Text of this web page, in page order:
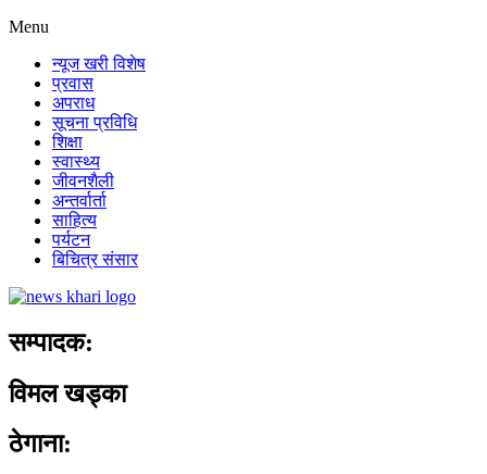
Menu
न्यूज खरी विशेष
प्रवास
अपराध
सूचना प्रविधि
शिक्षा
स्वास्थ्य
जीवनशैली
अन्तर्वार्ता
साहित्य
पर्यटन
बिचित्र संसार
सम्पादक:
विमल खड्का
ठेगाना: